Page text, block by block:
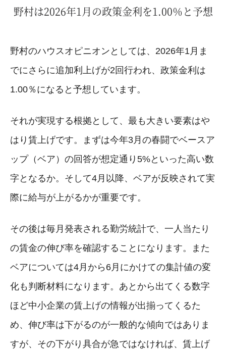
野村は2026年1月の政策金利を1.00％と予想
野村のハウスオピニオンとしては、2026年1月ま
でにさらに追加利上げが2回行われ、政策金利は
1.00％になると予想しています。
それが実現する根拠として、最も大きい要素はや
はり賃上げです。まずは今年3月の春闘でベースア
ップ（ベア）の回答が想定通り5%といった高い数
字となるか。そして4月以降、ベアが反映されて実
際に給与が上がるかが重要です。
その後は毎月発表される勤労統計で、一人当たり
の賃金の伸び率を確認することになります。また
ベアについては4月から6月にかけての集計値の変
化も判断材料になります。あとから出てくる数字
ほど中小企業の賃上げの情報が出揃ってくるた
め、伸び率は下がるのが一般的な傾向ではありま
すが、その下がり具合が急ではなければ、賃上げ